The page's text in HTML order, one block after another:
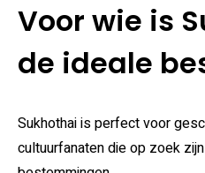
Voor wie is
de ideale
Sukhothai is perfect voor
cultuurfanaten die op zoek